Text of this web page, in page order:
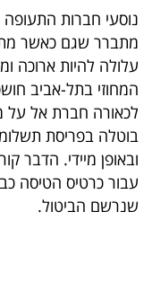
עסקי
ספורט
קריירה
ולימודים
מינויים
רייטינג
נוסעי חברות התעופה
מתברר שגם כאשר
עלולה להיות ארוכה
המחוזי בתל-אביב
לכאורה חברת אל על
בוטלה בפריסת
ובאופן מיידי. הדבר
עבור כרטיס הטיסה
שנרשם הביטול.